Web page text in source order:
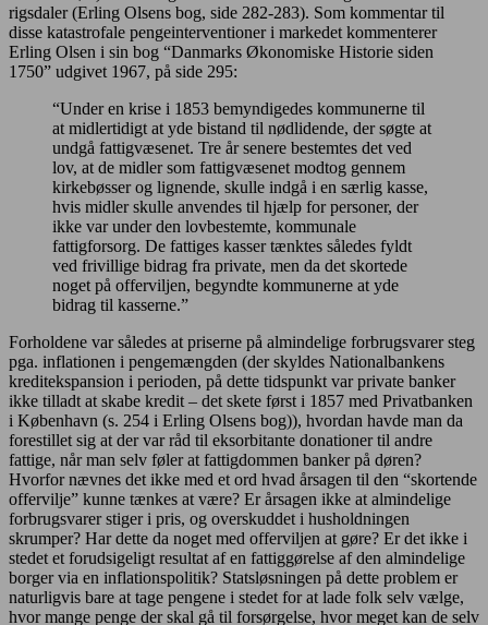
rigsdaler (Erling Olsens bog, side 282-283). Som kommentar til
disse katastrofale pengeinterventioner i markedet kommenterer
Erling Olsen i sin bog “Danmarks Økonomiske Historie siden
1750” udgivet 1967, på side 295:
“Under en krise i 1853 bemyndigedes kommunerne til
at midlertidigt at yde bistand til nødlidende, der søgte at
undgå fattigvæsenet. Tre år senere bestemtes det ved
lov, at de midler som fattigvæsenet modtog gennem
kirkebøsser og lignende, skulle indgå i en særlig kasse,
hvis midler skulle anvendes til hjælp for personer, der
ikke var under den lovbestemte, kommunale
fattigforsorg. De fattiges kasser tænktes således fyldt
ved frivillige bidrag fra private, men da det skortede
noget på offerviljen, begyndte kommunerne at yde
bidrag til kasserne.”
Forholdene var således at priserne på almindelige forbrugsvarer steg
pga. inflationen i pengemængden (der skyldes Nationalbankens
kreditekspansion i perioden, på dette tidspunkt var private banker
ikke tilladt at skabe kredit – det skete først i 1857 med Privatbanken
i København (s. 254 i Erling Olsens bog)), hvordan havde man da
forestillet sig at der var råd til eksorbitante donationer til andre
fattige, når man selv føler at fattigdommen banker på døren?
Hvorfor nævnes det ikke med et ord hvad årsagen til den “skortende
offervilje” kunne tænkes at være? Er årsagen ikke at almindelige
forbrugsvarer stiger i pris, og overskuddet i husholdningen
skrumper? Har dette da noget med offerviljen at gøre? Er det ikke i
stedet et forudsigeligt resultat af en fattiggørelse af den almindelige
borger via en inflationspolitik? Statsløsningen på dette problem er
naturligvis bare at tage pengene i stedet for at lade folk selv vælge,
hvor mange penge der skal gå til forsørgelse, hvor meget kan de selv